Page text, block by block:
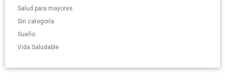
Salud para mayores
Sin categoría
Sueño
Vida Saludable